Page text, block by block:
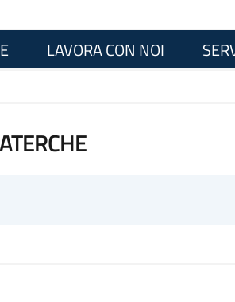
LAVORA CON NOI